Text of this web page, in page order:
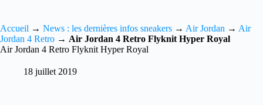
Accueil → News : les dernières infos sneakers → Air Jordan → Air
Jordan 4 Retro → Air Jordan 4 Retro Flyknit Hyper Royal
Air Jordan 4 Retro Flyknit Hyper Royal
18 juillet 2019